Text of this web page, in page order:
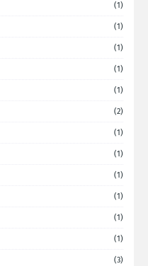
(1)
(1)
(1)
(1)
(1)
(2)
(1)
(1)
(1)
(1)
(1)
(1)
(3)